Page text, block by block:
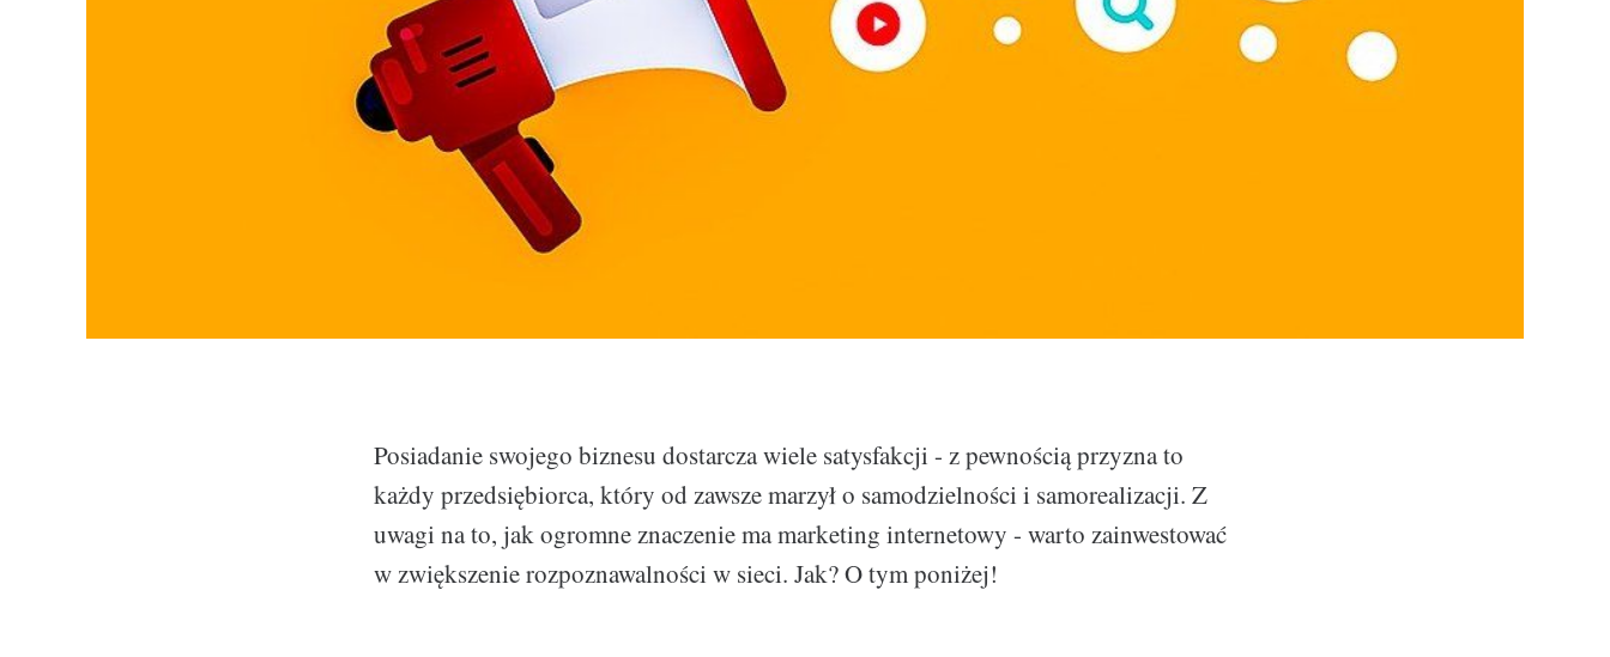
Posiadanie swojego biznesu dostarcza wiele satysfakcji - z pewnością przyzna to
każdy przedsiębiorca, który od zawsze marzył o samodzielności i samorealizacji. Z
uwagi na to, jak ogromne znaczenie ma marketing internetowy - warto zainwestować
w zwiększenie rozpoznawalności w sieci. Jak? O tym poniżej!